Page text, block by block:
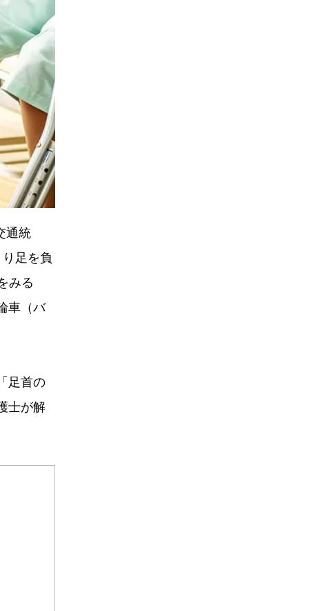
通統
足を負
みる
車（バ
足首の
士が解